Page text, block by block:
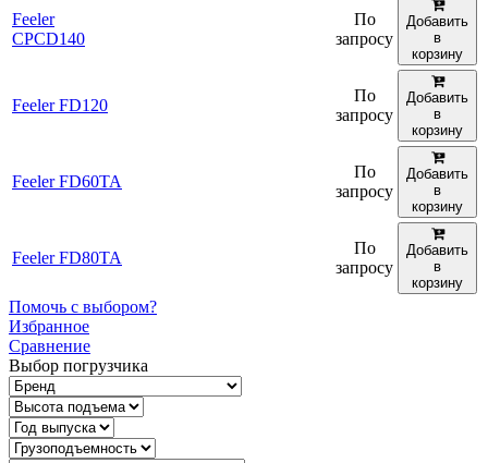
Feeler
CPCD140
По
запросу
Добавить
в
корзину
Feeler FD120
По
запросу
Добавить
в
корзину
Feeler FD60TA
По
запросу
Добавить
в
корзину
Feeler FD80TA
По
запросу
Добавить
в
корзину
Помочь с выбором?
Избранное
Сравнение
Выбор погрузчика